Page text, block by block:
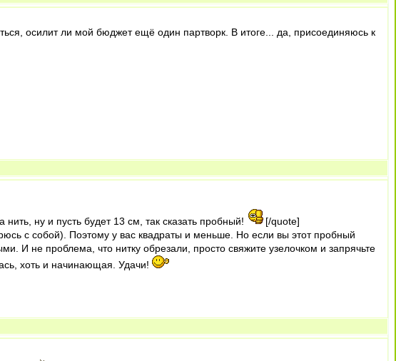
осилит ли мой бюджет ещё один партворк. В итоге... да, присоединяюсь к
ну и пусть будет 13 см, так сказать пробный!
[/quote]
с собой). Поэтому у вас квадраты и меньше. Но если вы этот пробный
И не проблема, что нитку обрезали, просто свяжите узелочком и запрячьте
хоть и начинающая. Удачи!